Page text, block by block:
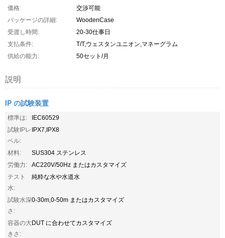
価格:
交渉可能
パッケージの詳細:
WoodenCase
受渡し時間:
20-30仕事日
支払条件:
T/T,ウェスタンユニオン,マネーグラム
供給の能力:
50セット/月
説明
IP の試験装置
標準は:
IEC60529
試験IPレ
ベル:
IPX7,IPX8
材料:
SUS304 ステンレス
労働力:
AC220V/50Hz またはカスタマイズ
テスト
水:
純粋な水や水道水
試験水深
さ:
0-30m,0-50m またはカスタマイズ
容器の大
きさ:
DUT に合わせてカスタマイズ